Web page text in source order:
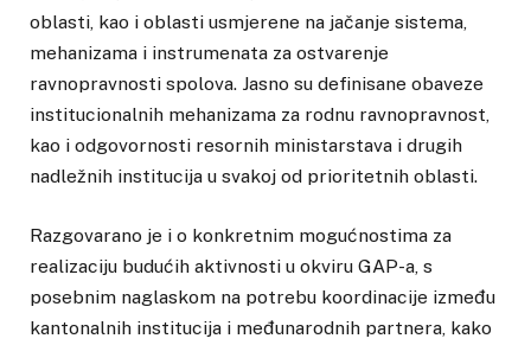
oblasti, kao i oblasti usmjerene na jačanje sistema,
mehanizama i instrumenata za ostvarenje
ravnopravnosti spolova. Jasno su definisane obaveze
institucionalnih mehanizama za rodnu ravnopravnost,
kao i odgovornosti resornih ministarstava i drugih
nadležnih institucija u svakoj od prioritetnih oblasti.
Razgovarano je i o konkretnim mogućnostima za
realizaciju budućih aktivnosti u okviru GAP-a, s
posebnim naglaskom na potrebu koordinacije između
kantonalnih institucija i međunarodnih partnera, kako